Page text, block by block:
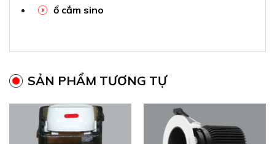
ổ cắm sino
SẢN PHẨM TƯƠNG TỰ